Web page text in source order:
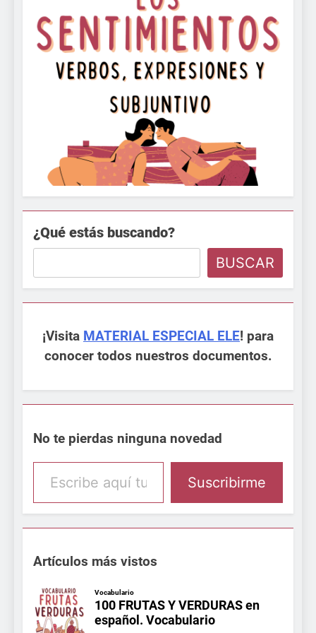
¿Qué estás buscando?
BUSCAR
¡Visita MATERIAL ESPECIAL ELE! para
conocer todos nuestros documentos.
No te pierdas ninguna novedad
Escribe aquí tu email
Suscribirme
Artículos más vistos